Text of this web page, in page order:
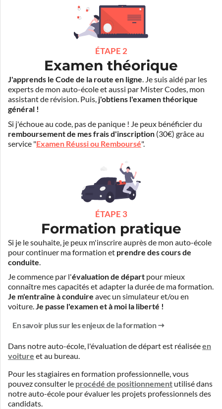
ÉTAPE 2
Examen théorique
J'apprends le Code de la route en ligne. Je suis aidé par les
experts de mon auto-école et aussi par Mister Codes, mon
assistant de révision. Puis, j'obtiens l'examen théorique
général !
Si j'échoue au code, pas de panique ! Je peux bénéficier du
remboursement de mes frais d'inscription (30€) grâce au
service "Examen Réussi ou Remboursé".
ÉTAPE 3
Formation pratique
Si je le souhaite, je peux m'inscrire auprès de mon auto-école
pour continuer ma formation et prendre des cours de
conduite.
Je commence par l'évaluation de départ pour mieux
connaître mes capacités et adapter la durée de ma formation.
Je m'entraîne à conduire avec un simulateur et/ou en
voiture.Je passe l'examen et à moi la liberté !
En savoir plus sur les enjeux de la formation
Dans notre auto-école, l'évaluation de départ est réaliséeen
voiture etau bureau.
Pour les stagiaires en formation professionnelle, vous
pouvez consulter le procédé de positionnement utilisé dans
notre auto-école pour évaluer les projets professionnels des
candidats.